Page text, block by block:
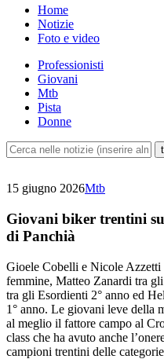
Home
Notizie
Foto e video
Professionisti
Giovani
Mtb
Pista
Donne
15 giugno 2026Mtb
Giovani biker trentini
di Panchià
Gioele Cobelli e Nicole Azzetti
femmine, Matteo Zanardi tra
tra gli Esordienti 2° anno ed
1° anno. Le giovani leve della
al meglio il fattore campo al
class che ha avuto anche
campioni trentini delle